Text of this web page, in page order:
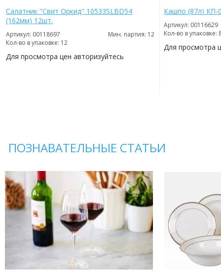
Салатник "Свит Оркид" 10533SLBD54
(162мм) 12шт.
Артикул: 00118697
Мин. партия: 12
Кол-во в упаковке: 12
Для просмотра цен авторизуйтесь
Кашпо (87л) КП-
Артикул: 00116629
Кол-во в упаковке:
Для просмотра
ПОЗНАВАТЕЛЬНЫЕ СТАТЬИ